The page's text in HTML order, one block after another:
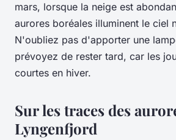
mars, lorsque la neige est
aurores boréales illuminent le ciel
N'oubliez pas d'apporter une
prévoyez de rester tard, car les
courtes en hiver.
Sur les traces des
Lyngenfjord